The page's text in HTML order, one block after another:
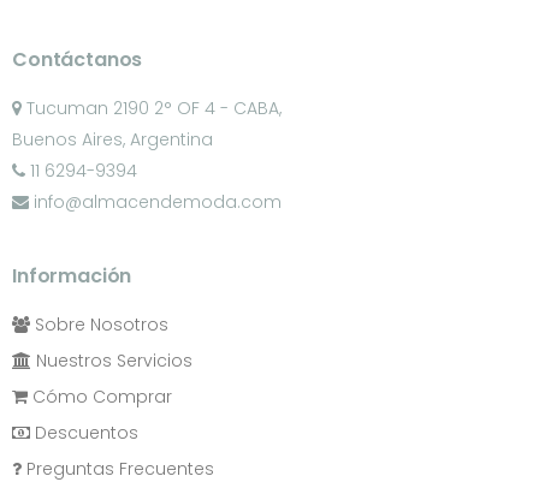
Contáctanos
Tucuman 2190 2° OF 4 - CABA,
Buenos Aires, Argentina
11 6294-9394
info@almacendemoda.com
Información
Sobre Nosotros
Nuestros Servicios
Cómo Comprar
Descuentos
Preguntas Frecuentes